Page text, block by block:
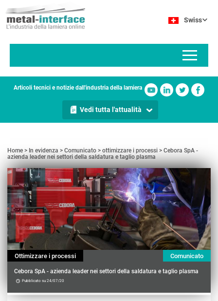
contenuto
Swiss
Articoli tecnici e notizie dall'industria della lamiera
Vedi tutta l'attualità
Home In evidenza Comunicato ottimizzare i processi
Cebora SpA -
azienda leader nei settori della saldatura e taglio plasma
Ottimizzare i processi Comunicato
Cebora SpA - azienda leader nei settori della saldatura e taglio plasma
Pubblicato su 24/07/20